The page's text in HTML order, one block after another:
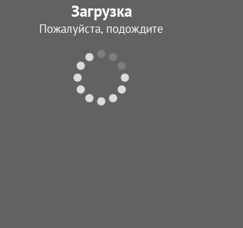
Загрузка
Пожалуйста, подождите